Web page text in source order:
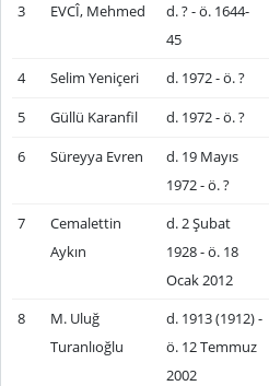
3 EVCÎ, Mehmed
d. ? - ö. 1644-
45
4 Selim Yeniçeri d. 1972 - ö. ?
5 Güllü Karanfil d. 1972 - ö. ?
6 Süreyya Evren
d. 19 Mayıs
1972 - ö. ?
7
Cemalettin
Aykın
d. 2 Şubat
1928 - ö. 18
Ocak 2012
8
M. Uluğ
Turanlıoğlu
d. 1913 (1912) -
ö. 12 Temmuz
2002